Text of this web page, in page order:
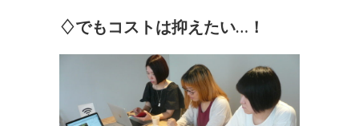
♢でもコストは抑えたい…！